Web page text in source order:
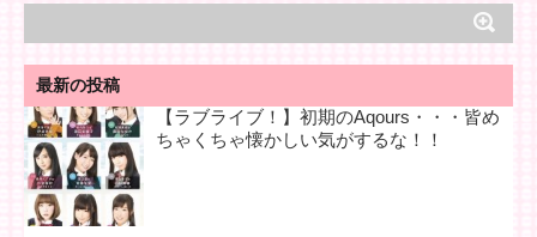
最新の投稿
【ラブライブ！】初期のAqours・・・皆め
ちゃくちゃ懐かしい気がするな！！